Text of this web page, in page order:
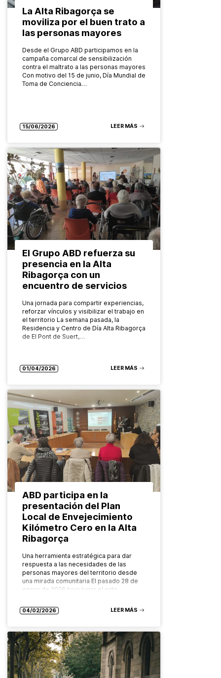
La Alta Ribagorça se
moviliza por el buen trato a
las personas mayores
Desde el Grupo ABD participamos en la
campaña comarcal de sensibilización
contra el maltrato a las personas mayores
Con motivo del 15 de junio, Día Mundial de
Toma de Conciencia…
15/06/2026 LEER MÁS
El Grupo ABD refuerza su
presencia en la Alta
Ribagorça con un
encuentro de servicios
Una jornada para compartir experiencias,
reforzar vínculos y visibilizar el trabajo en
el territorio La semana pasada, la
Residencia y Centro de Día Alta Ribagorça
de El Pont de Suert,…
01/04/2026 LEER MÁS
ABD participa en la
presentación del Plan
Local de Envejecimiento
Kilómetro Cero en la Alta
Ribagorça
Una herramienta estratégica para dar
respuesta a las necesidades de las
personas mayores del territorio desde
una mirada comunitaria El pasado 28 de
enero de 2026 tuvo lugar el acto…
04/02/2026 LEER MÁS